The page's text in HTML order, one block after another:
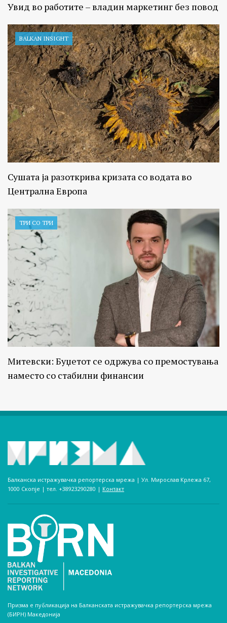
Увид во работите – владин маркетинг без повод
BALKAN INSIGHT
Сушата ја разоткрива кризата со водата во
Централна Европа
ТРИ СО ТРИ
Митевски: Буџетот се одржува со премостувања
наместо со стабилни финансии
Балканска истражувачка репортерска мрежа | Ул. Мирослав Крлежа 67,
1000 Скопје | тел. +38923290280­ | Контакт
Призма е публикација на Балканската истражувачка репортерска мрежа
(БИРН) Македонија